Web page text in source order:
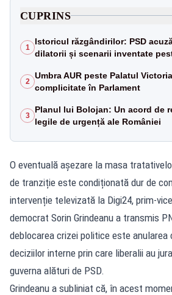
CUPRINS
1
Istoricul răzgândirilor: PSD
dilatorii și scenarii inventate
2
Umbra AUR peste Palatul
complicitate în Parlament
3
Planul lui Bolojan: Un acord de
legile de urgență ale României
O eventuală așezare la masa
de tranziție este condiționată dur de
intervenție televizată la Digi24, prim-
democrat Sorin Grindeanu a transmis
deblocarea crizei politice este
deciziilor interne prin care liberalii au
guverna alături de PSD.
Grindeanu a subliniat că, în acest